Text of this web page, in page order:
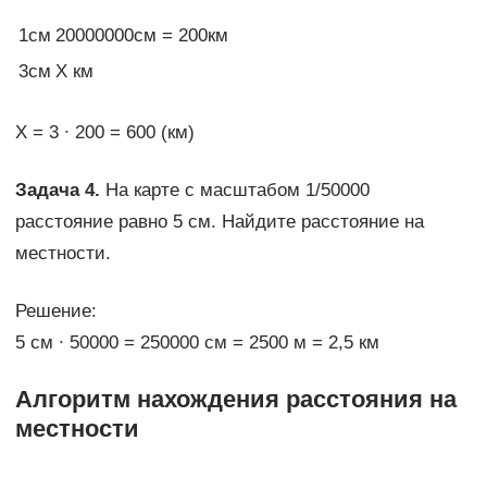
1см 20000000см = 200км
3см Х км
Х = 3 ∙ 200 = 600 (км)
Задача 4. На карте с масштабом 1/50000
расстояние равно 5 см. Найдите расстояние на
местности.
Решение:
5 см ∙ 50000 = 250000 см = 2500 м = 2,5 км
Алгоритм нахождения расстояния на
местности